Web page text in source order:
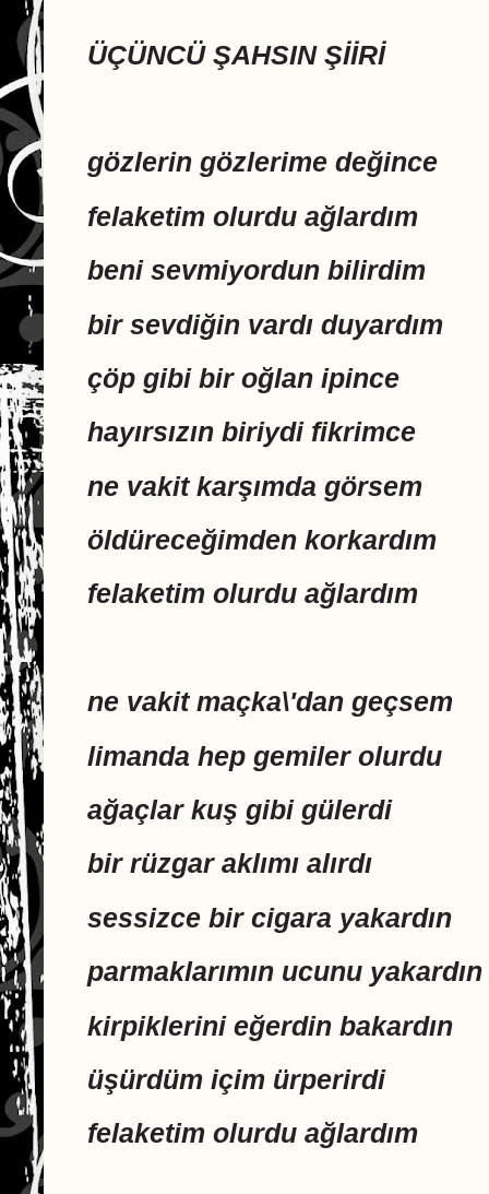
ÜÇÜNCÜ ŞAHSIN ŞİİRİ
gözlerin gözlerime değince
felaketim olurdu ağlardım
beni sevmiyordun bilirdim
bir sevdiğin vardı duyardım
çöp gibi bir oğlan ipince
hayırsızın biriydi fikrimce
ne vakit karşımda görsem
öldüreceğimden korkardım
felaketim olurdu ağlardım
ne vakit maçka\'dan geçsem
limanda hep gemiler olurdu
ağaçlar kuş gibi gülerdi
bir rüzgar aklımı alırdı
sessizce bir cigara yakardın
parmaklarımın ucunu yakardın
kirpiklerini eğerdin bakardın
üşürdüm içim ürperirdi
felaketim olurdu ağlardım